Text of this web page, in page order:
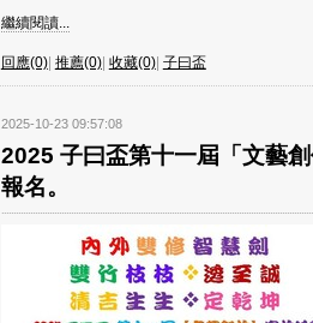
繼續閱讀...
回應(0)| 推薦(0)| 收藏(0)| 子曰盃
2025-10-23 09:57:08
2025 子曰盃第十一屆「文藝
報名。